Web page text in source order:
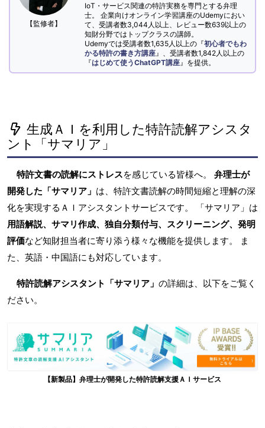
【監修者】
IoT・サービス関連の特許実務を専門とする弁理
士。 企業向けオンライン学習講座のUdemyにおい
て、受講者数3,044人以上、レビュー数639以上の
知財分野ではトップクラスの講師。
Udemyでは受講者数1,635人以上の『初心者でもわ
かる特許の書き方講座 』、受講者数1,842人以上の
『はじめて使うChatGPT講座 』を提供。
生成ＡＩを利用した特許読解アシスタ
ント「サマリア」
特許文書の読解にストレスを感じている皆様へ。 弁理士が
開発した「サマリア」 は、特許文書読解の時間短縮と理解の深
化を実現するＡＩアシスタントサービスです。 「サマリア」は
用語解説、サマリ作成、独自分類付与、スクリーニング、発明
評価など知財担当者に寄り添う様々な機能を提供します。 ま
た、英語・中国語にも対応しています。
特許読解アシスタント「サマリア」 の詳細は、以下をご覧く
ださい。
【新製品】弁理士が開発した特許読解支援ＡＩサービス